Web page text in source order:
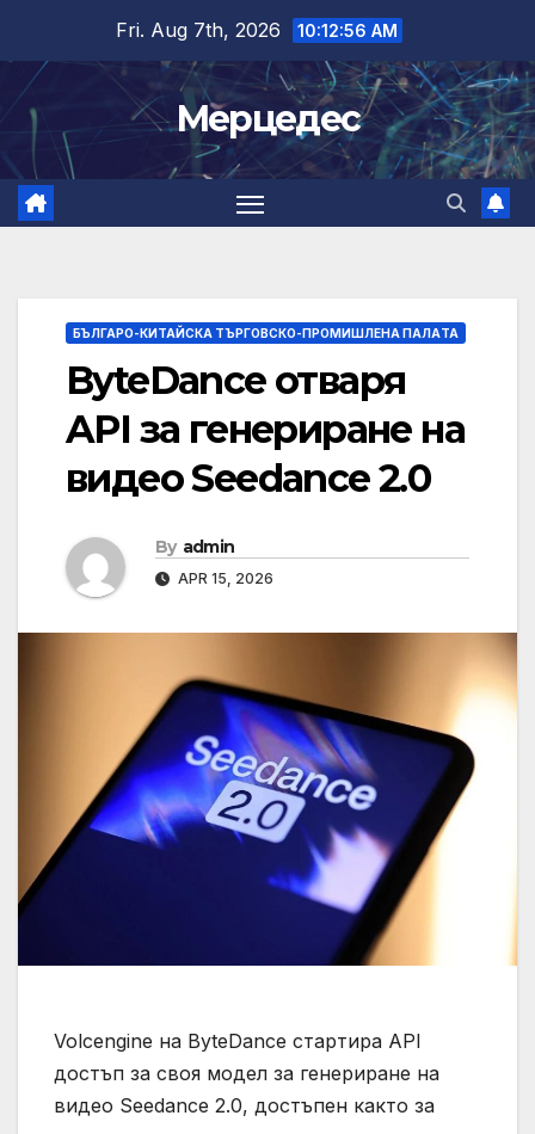
content
Fri. Aug 7th, 2026 10:12:56 AM
Мерцедес
БЪЛГАРО-КИТАЙСКА ТЪРГОВСКО-ПРОМИШЛЕНА ПАЛAТА
ByteDance отваря
API за генериране на
видео Seedance 2.0
By admin
APR 15, 2026
Volcengine на ByteDance стартира API
достъп за своя модел за генериране на
видео Seedance 2.0, достъпен както за